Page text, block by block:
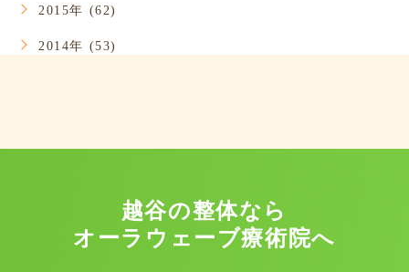
2015年 (62)
2014年 (53)
越谷の整体なら
オーラウェーブ療術院へ